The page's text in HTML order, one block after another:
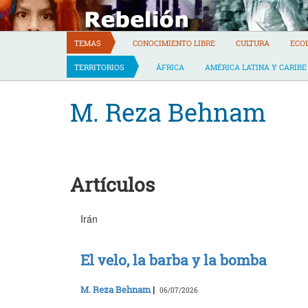
Skip
to
content
TEMAS CONOCIMIENTO LIBRE CULTURA
TERRITORIOS ÁFRICA AMÉRICA LATINA Y CARIBE
M. Reza Behnam
Artículos
Irán
El velo, la barba y la bomba
M. Reza Behnam| 06/07/2026